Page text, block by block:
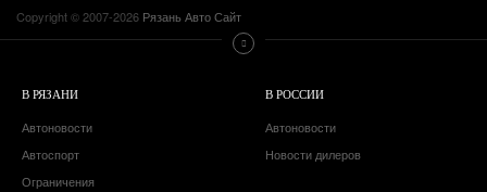
Copyright © 2007-2026 Рязань Авто Сайт
В РЯЗАНИ
Автоновости
Автоспорт
Ограничения
В РОССИИ
Автоновости
Новости дилеров